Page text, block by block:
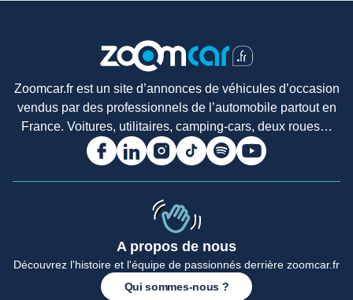
Zoomcar.fr est un site d’annonces de véhicules d’occasion
vendus par des professionnels de l’automobile partout en
France. Voitures, utilitaires, camping-cars, deux roues…
A propos de nous
Découvrez l'histoire et l'équipe de passionnés derrière zoomcar.fr
Qui sommes-nous ?